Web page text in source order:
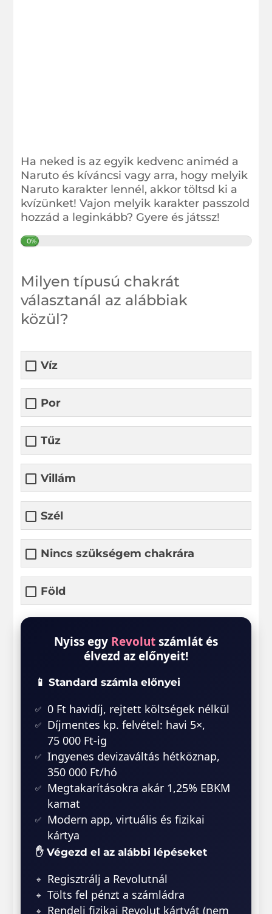
Ha neked is az egyik kedvenc animéd a
Naruto és kíváncsi vagy arra, hogy melyik
Naruto karakter lennél, akkor töltsd ki a
kvízünket! Vajon melyik karakter passzold
hozzád a leginkább? Gyere és játssz!
0%
Milyen típusú chakrát
választanál az alábbiak
közül?
Víz
Por
Tűz
Villám
Szél
Nincs szükségem chakrára
Föld
Nyiss egy Revolutszámlát és
élvezd az előnyeit!
📱 Standard számla előnyei
0 Ft havidíj, rejtett költségek nélkül
Díjmentes kp. felvétel: havi 5×,
75 000 Ft-ig
Ingyenes devizaváltás hétköznap,
350 000 Ft/hó
Megtakarításokra akár 1,25% EBKM
kamat
Modern app, virtuális és fizikai
kártya
✋ Végezd el az alábbi lépéseket
Regisztrálj a Revolutnál
Tölts fel pénzt a számládra
Rendelj fizikai Revolut kártyát (nem